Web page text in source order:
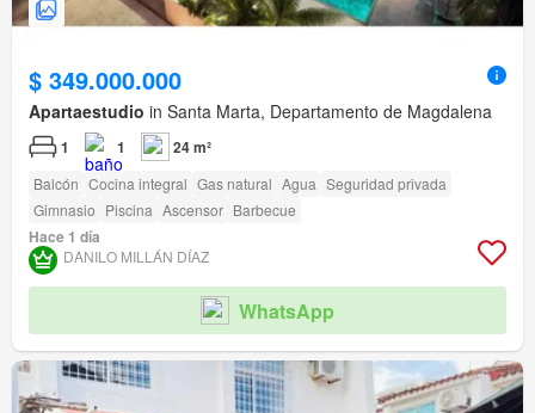
$ 349.000.000
Apartaestudio in Santa Marta, Departamento de Magdalena
1 1 24 m²
Balcón Cocina integral Gas natural Agua Seguridad privada
Gimnasio Piscina Ascensor Barbecue
Hace 1 día
DANILO MILLÁN DÍAZ
WhatsApp